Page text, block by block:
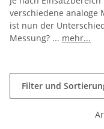
verschiedene analoge
ist nun der
Messung? ... mehr...
Filter und